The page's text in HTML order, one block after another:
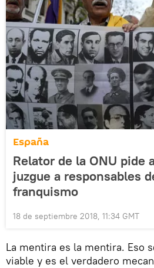
España
Relator de la ONU pide
juzgue a responsables
franquismo
18 de septiembre 2018, 11:34 GMT
La mentira es la mentira. Eso
viable y es el verdadero